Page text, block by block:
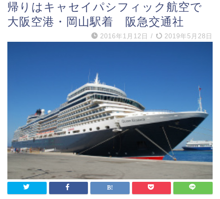
帰りはキャセイパシフィック航空で
大阪空港・岡山駅着 阪急交通社
2016年1月12日 / 2019年5月28日